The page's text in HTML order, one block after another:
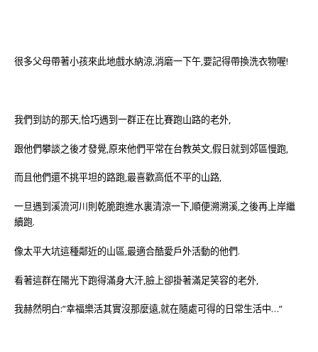
很多父母帶著小孩來此地戲水納涼,消磨一下午,要記得帶換洗衣物喔!
我們到訪的那天,恰巧遇到一群正在比賽跑山路的老外,
跟他們攀談之後才發覺,原來他們平常在台教英文,假日就到郊區慢跑,
而且他們還不挑平坦的路跑,最喜歡高低不平的山路,
一旦遇到溪流河川則乾脆跑進水裏清涼一下,順便溯溯溪,之後再上岸繼
續跑.
像太平大坑這種鄰近的山區,最適合酷愛戶外活動的他們.
看著這群在陽光下跑得滿身大汗,臉上卻掛著滿足笑容的老外,
我赫然明白:”幸福樂活其實沒那麼遠,就在隨處可得的日常生活中…”